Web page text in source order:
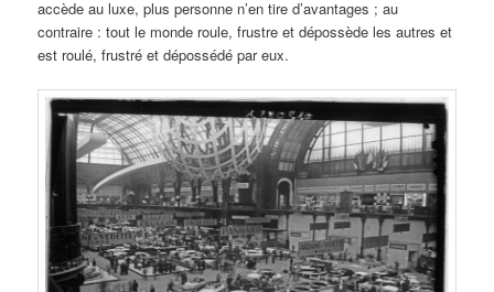
accède au luxe, plus personne n’en tire d’avantages ; au
contraire : tout le monde roule, frustre et dépossède les autres et
est roulé, frustré et dépossédé par eux.